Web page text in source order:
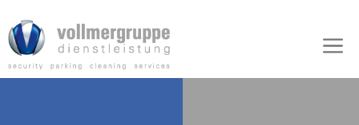
Inhalt
springen